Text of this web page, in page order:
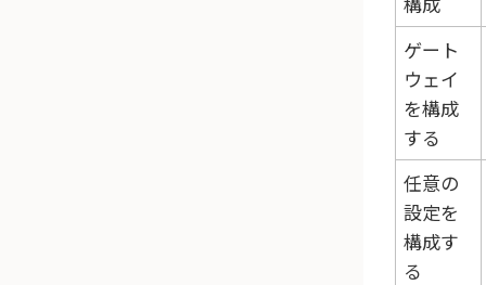
ゲート
ウェイ
を構成
する
任意の
設定を
構成す
る